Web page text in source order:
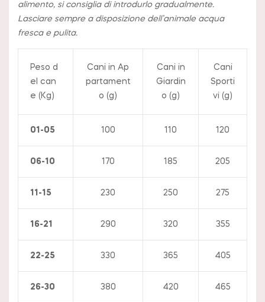
alimento, si consiglia di introdurlo gradualmente.
Lasciare sempre a disposizione dell’animale acqua
fresca e pulita.
Peso d
el can
e (Kg)
Cani in Ap
partament
o (g)
Cani in
Giardin
o (g)
Cani
Sporti
vi (g)
01-05 100 110 120
06-10 170 185 205
11-15 230 250 275
16-21 290 320 355
22-25 330 365 405
26-30 380 420 465